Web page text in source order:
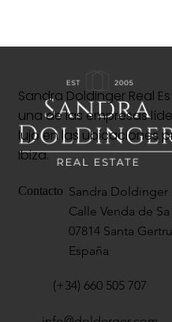
Sandra Doldinger Real
una de las empresas
lujo en las ubicaciones
Ibiza.
Contacto Sandra Doldinger
Calle Venda de Sa
07814 Santa
España
(+34) 660 505 707